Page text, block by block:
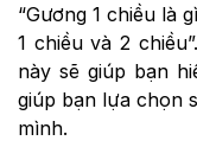
“Gương 1 chiều là
1 chiều và 2
này sẽ giúp bạn
giúp bạn lựa chọn
mình.